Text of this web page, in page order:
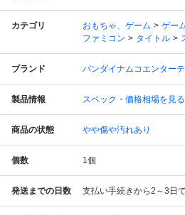
カテゴリ おもちゃ、ゲーム ゲー
ファミコン
タイトル
ブランド バンダイナムコエンター
製品情報 スペック・価格相場を見る
商品の状態 やや傷や汚れあり
個数 1個
発送までの日数 支払い手続きから2～3日